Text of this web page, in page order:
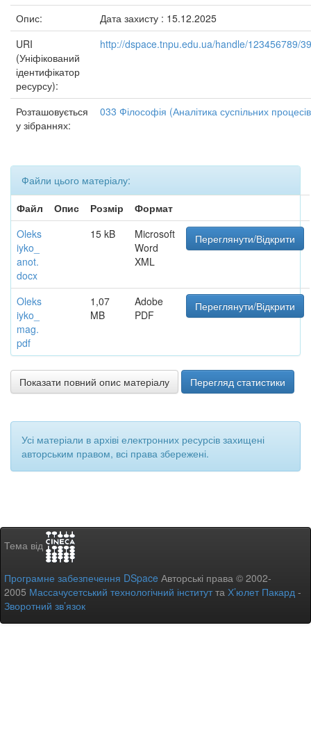
Опис:
Дата захисту : 15.12.2025
URI
(Уніфікований
ідентифікатор
ресурсу):
http://dspace.tnpu.edu.ua/handle/123456789/
Розташовується
у зібраннях:
033 Філософія (Аналітика суспільних
Файли цього матеріалу:
Файл
Опис Розмір
Формат
Oleks
iyko_
anot.
docx
15 kB
Microsoft
Word
XML
Переглянути/Відкрити
Oleks
iyko_
mag.
pdf
1,07
MB
Adobe
PDF
Переглянути/Відкрити
Показати повний опис матеріалу Перегляд статистики
Усі матеріали в архіві електронних ресурсів захищені
авторським правом, всі права збережені.
Тема від
Програмне забезпечення DSpace Авторські права © 2002-
2005 Массачусетський технологічний інститутта Х’юлет Пакард -
Зворотний зв’язок